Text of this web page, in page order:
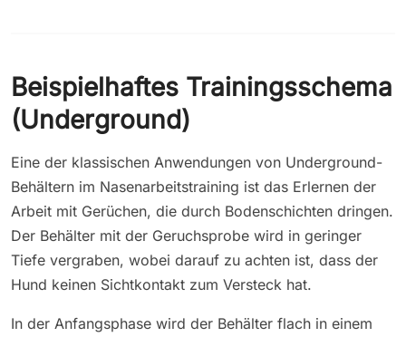
Beispielhaftes Trainingsschema
(Underground)
Eine der klassischen Anwendungen von Underground-
Behältern im Nasenarbeitstraining ist das Erlernen der
Arbeit mit Gerüchen, die durch Bodenschichten dringen.
Der Behälter mit der Geruchsprobe wird in geringer
Tiefe vergraben, wobei darauf zu achten ist, dass der
Hund keinen Sichtkontakt zum Versteck hat.
In der Anfangsphase wird der Behälter flach in einem